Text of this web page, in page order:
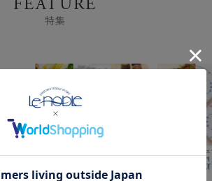
FEATURE
特集